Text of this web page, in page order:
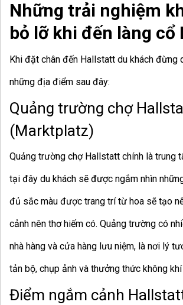
Những trải nghiệm
bỏ lỡ khi đến làng cổ
Khi đặt chân đến Hallstatt du khách đừng
những địa điểm sau đây:
Quảng trường chợ
(Marktplatz)
Quảng trường chợ Hallstatt chính là trung
tại đây du khách sẽ được ngắm nhìn
đủ sắc màu được trang trí từ hoa sẽ tạo
cảnh nên thơ hiếm có. Quảng trường có
nhà hàng và cửa hàng lưu niệm, là nơi lý
tản bộ, chụp ảnh và thưởng thức không khí
Điểm ngắm cảnh